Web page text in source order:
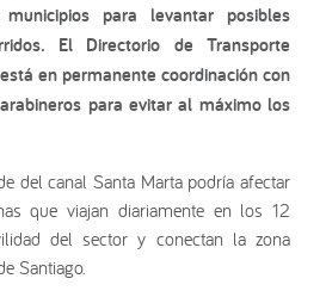
para levantar posibles
El Directorio de Transporte
en permanente coordinación con
para evitar al máximo los
del canal Santa Marta podría afectar
que viajan diariamente en los 12
del sector y conectan la zona
Santiago.